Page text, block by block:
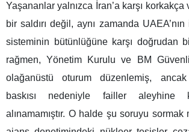
Yaşananlar yalnızca İran’a karşı
bir saldırı değil, aynı zamanda
sisteminin bütünlüğüne karşı doğrudan
rağmen, Yönetim Kurulu ve BM
olağanüstü oturum düzenlemiş,
baskısı nedeniyle failler
alınamamıştır. O halde şu soruyu